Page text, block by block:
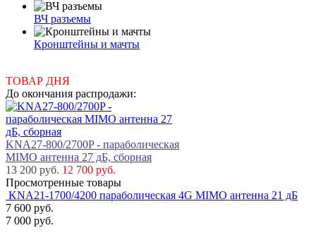
ВЧ разъемы
Кронштейны и мачты
ТОВАР ДНЯ
До окончания распродажи:
KNA27-800/2700P - параболическая
MIMO антенна 27 дБ, сборная
13 200 руб. 12 700 руб.
Просмотренные товары
KNA21-1700/4200 параболическая 4G MIMO антенна 21 дБ
7 600 руб.
7 000 руб.